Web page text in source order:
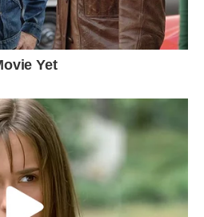
залишити чоловіка одного, як
в наш будинок цю гадину –
все більш турботливим і
моїм настроям, тому що
настрою. Прикидалася я
відчувала напади